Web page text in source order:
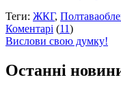
Теги: ЖКГ,
Коментарі (11)
Вислови свою думку!
Останні